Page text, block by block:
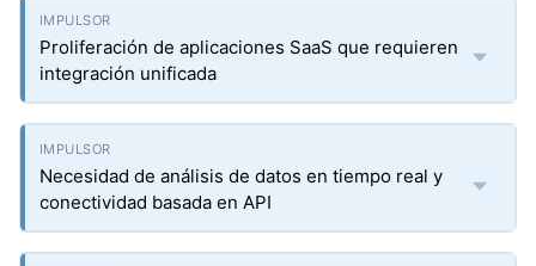
Proliferación de aplicaciones SaaS que requieren
integración unificada
Necesidad de análisis de datos en tiempo real y
conectividad basada en API